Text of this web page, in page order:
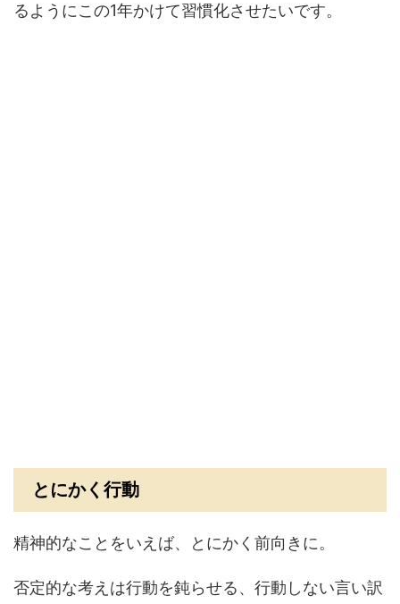
るようにこの1年かけて習慣化させたいです。
とにかく行動
精神的なことをいえば、とにかく前向きに。
否定的な考えは行動を鈍らせる、行動しない言い訳